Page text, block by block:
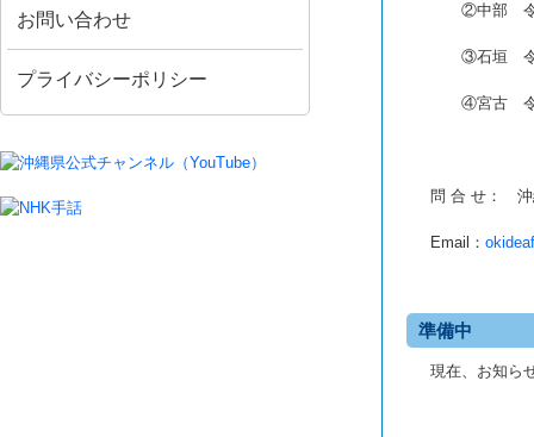
②中部 令
③石垣 令
④宮古 令
問 合 せ： 沖
Email ：
準備中
現在、お知ら
お問い合わせ
プライバシーポリシー